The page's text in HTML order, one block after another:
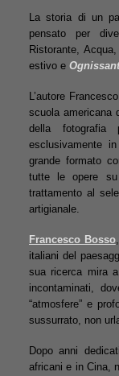
La storia di un
pensato per
Ristorante,
estivo e
L’autore
scuola americana
della fotografia
esclusivamente in
grande formato
tutte le opere su
trattamento al
artigianale.
Francesco Bosso
italiani del
sua ricerca mira
incontaminati,
“atmosfere” e
sussurrato, non
Dopo anni
africani e in Cina,